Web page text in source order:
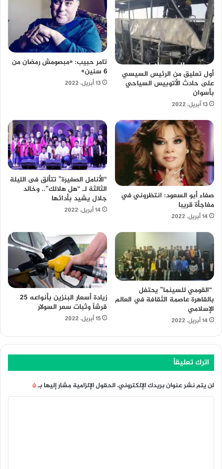
أول تعليق من الرئيس السيسي
على حادث الأتوبيس السياحي
بأسوان
13 أبريل، 2022
تامر حبيب: «مبصومش رمضان من
6 سنين»
13 أبريل، 2022
صفاء أبو السعود: انتظروني في
مفاجأة قريبا
14 أبريل، 2022
“الأنامل الصغيرة” تتألق فى الليلة
الثالثة لـ “هل هلالك”.. وخالد
جلال يشيد بأدائها
14 أبريل، 2022
“القومي للسينما” يحتفل
بالقاهرة عاصمة الثقافة في العالم
الإسلامي
14 أبريل، 2022
زيادة أسعار البنزين بأنواعه 25
قرشاً وثبات سعر السولار
15 أبريل، 2022
اترك تعليقاً
لن يتم نشر عنوان بريدك الإلكتروني.الحقول الإلزامية مشار إليها بـ*